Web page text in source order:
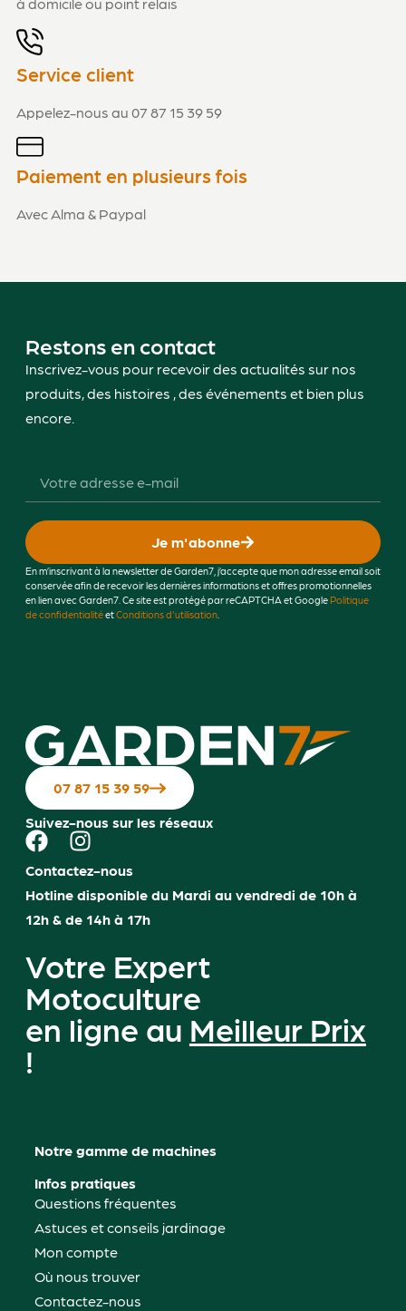
Service client
Appelez-nous au 07 87 15 39 59
Paiement en plusieurs fois
Avec Alma & Paypal
Restons en contact
Inscrivez-vous pour recevoir des actualités sur nos
produits, des histoires , des événements et bien plus
encore.
Je m'abonne
En m’inscrivant à la newsletter de Garden7, j’accepte que mon adresse email soit
conservée afin de recevoir les dernières informations et offres promotionnelles
en lien avec Garden7. Ce site est protégé par reCAPTCHA et GooglePolitique
de confidentialitéetConditions d'utilisation.
07 87 15 39 59
Suivez-nous sur les réseaux
Contactez-nous
Hotline disponible du Mardi au vendredi de 10h à
12h & de 14h à 17h
Votre Expert
Motoculture
en ligne au Meilleur Prix
!
Notre gamme de machines
Infos pratiques
Questions fréquentes
Astuces et conseils jardinage
Mon compte
Où nous trouver
Contactez-nous